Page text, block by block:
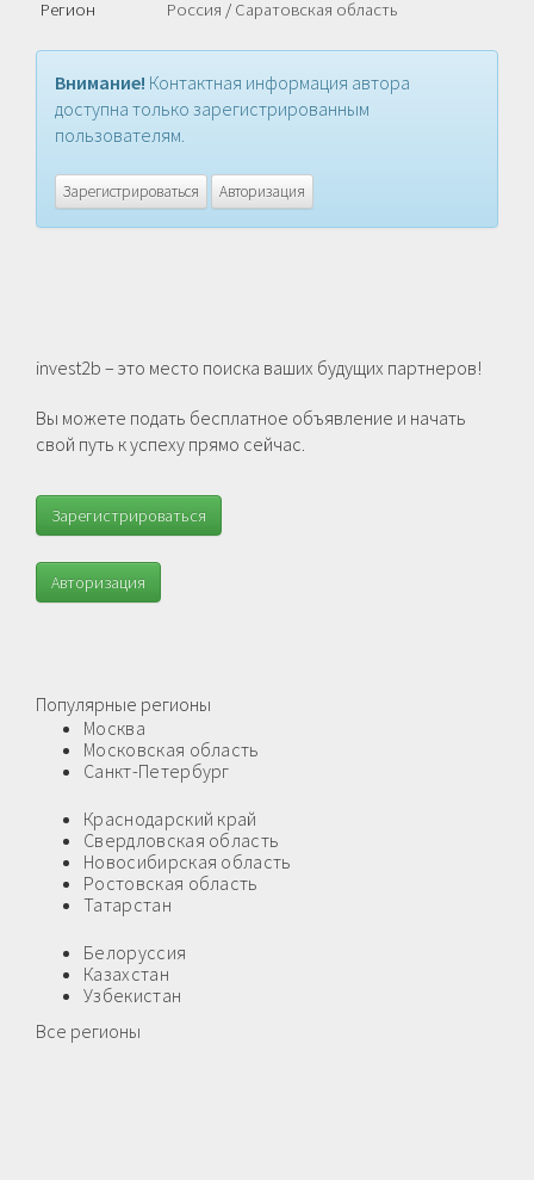
Регион
Россия / Саратовская область
Внимание! Контактная информация автора
доступна только зарегистрированным
пользователям.
Зарегистрироваться Авторизация
invest2b – это место поиска ваших будущих партнеров!
Вы можете подать бесплатное объявление и начать
свой путь к успеху прямо сейчас.
Зарегистрироваться
Авторизация
Популярные регионы
Москва
Московская область
Санкт-Петербург
Краснодарский край
Свердловская область
Новосибирская область
Ростовская область
Татарстан
Белоруссия
Казахстан
Узбекистан
Все регионы